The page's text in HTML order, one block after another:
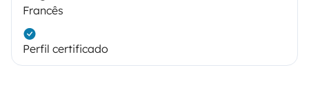
Francês
Perfil certificado